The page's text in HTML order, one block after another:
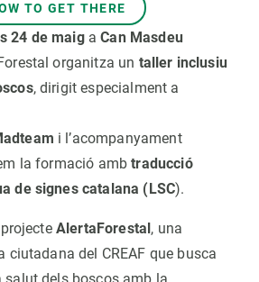
TO GET THERE
24 de maigaCan Masdeu
organitza un taller inclusiu
, dirigit especialment a
i l’acompanyament
la formació amb traducció
de signes catalana (LSC).
AlertaForestal, una
ciutadana del CREAF que busca